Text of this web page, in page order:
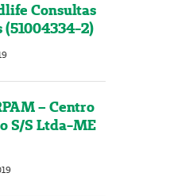
Consultas
(51004334-2)
– Centro
S/S Ltda-ME